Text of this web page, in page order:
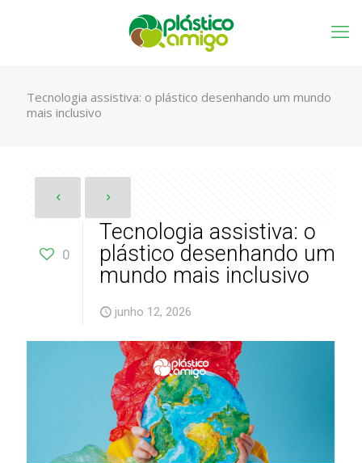
Tecnologia assistiva: o plástico desenhando um mundo
mais inclusivo
0
Tecnologia assistiva: o
plástico desenhando um
mundo mais inclusivo
junho 12, 2026